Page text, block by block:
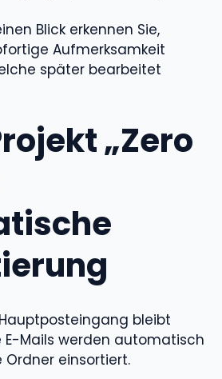
Blick erkennen Sie,
Aufmerksamkeit
später bearbeitet
„Zero
bleibt
E-Mails werden automatisch
einsortiert.